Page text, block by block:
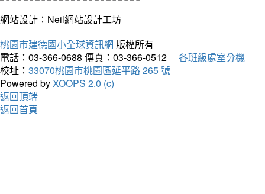
網站設計：Neil網站設計工坊
桃園市建德國小全球資訊網 版權所有
電話：03-366-0688 傳真：03-366-0512
各班級處室分機
校址： 33070桃園市桃園區延平路 265 號
Powered byXOOPS 2.0 (c)
返回頂端
返回首頁